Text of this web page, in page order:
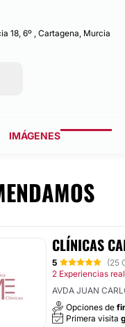
18, 6º , Cartagena, Murcia
IMÁGENES
CLÍNICAS
5 (25
2 Experiencias
AVDA JUAN
Opciones de
Primera visita